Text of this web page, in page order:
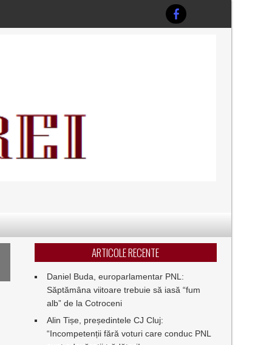
ARTICOLE RECENTE
Daniel Buda, europarlamentar PNL:
Săptămâna viitoare trebuie să iasă “fum
alb” de la Cotroceni
Alin Tișe, președintele CJ Cluj:
“Incompetenții fără voturi care conduc PNL